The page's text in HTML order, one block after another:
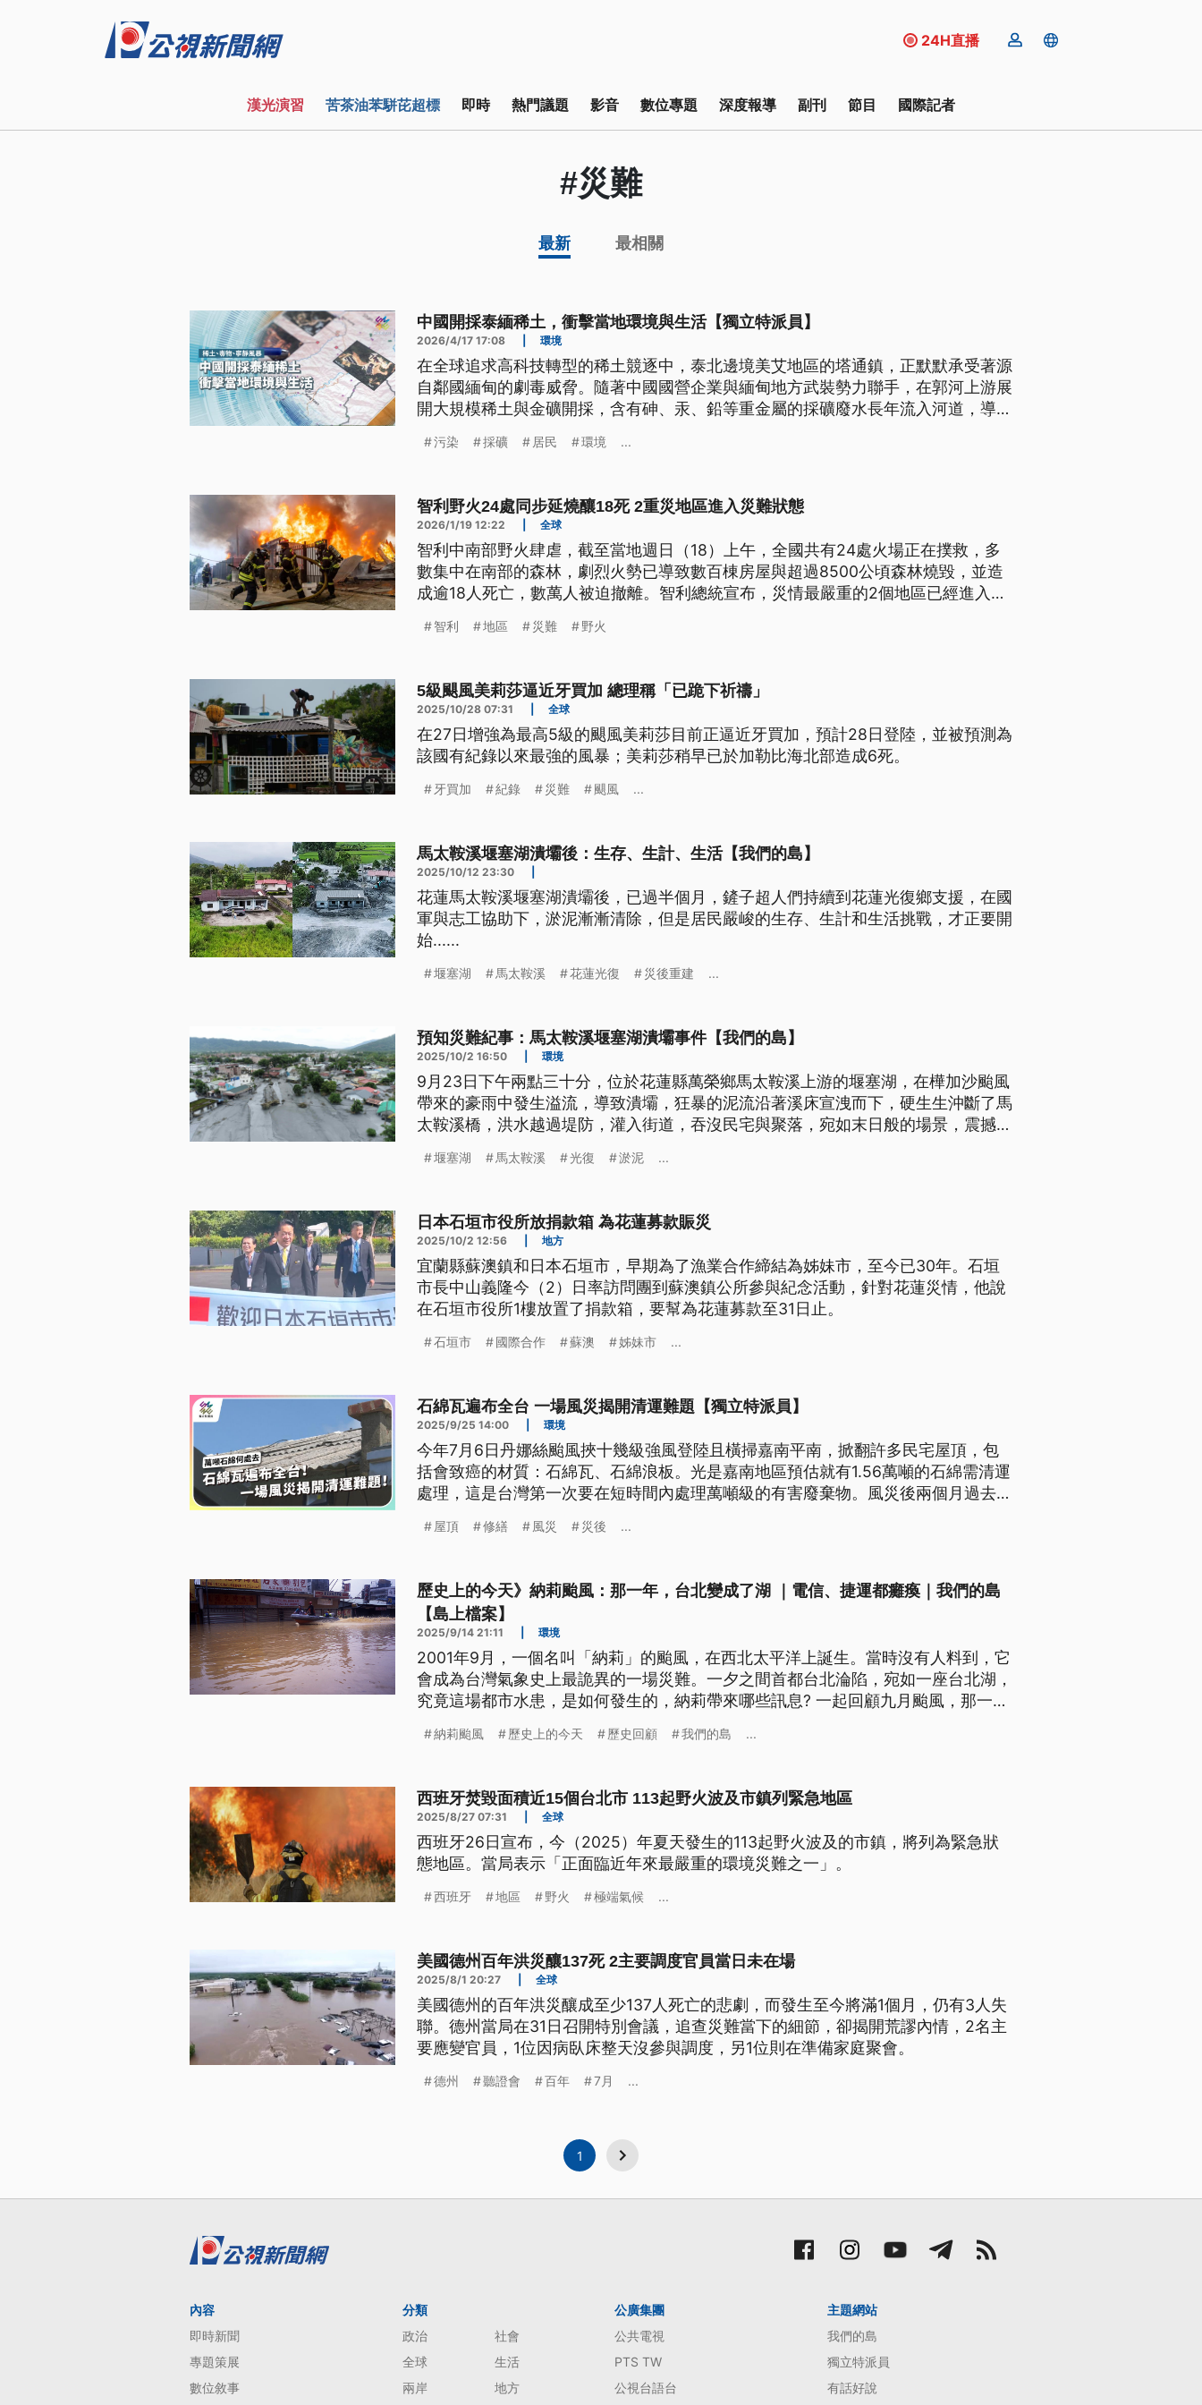
24H直播
漢光演習 苦茶油苯駢芘超標 即時 熱門議題 影音 數位專題 深度報導 副刊 節目 國際記者
#災難
最新 最相關
中國開採泰緬稀土，衝擊當地環境與生活【獨立特派員】
2026/4/17 17:08 環境
在全球追求高科技轉型的稀土競逐中，泰北邊境美艾地區的塔通鎮，正默默承受著源
自鄰國緬甸的劇毒威脅。隨著中國國營企業與緬甸地方武裝勢力聯手，在郭河上游展
開大規模稀土與金礦開採，含有砷、汞、鉛等重金屬的採礦廢水長年流入河道，導致
今面臨身體健康與生計絕後的雙重恐懼，卻仍等不到跨國企業與相關政府的積極回
後，邊境人民被犧牲的生存權益。
污染 採礦 居民 環境 ...
智利野火24處同步延燒釀18死 2重災地區進入災難狀態
2026/1/19 12:22 全球
智利中南部野火肆虐，截至當地週日（18）上午，全國共有24處火場正在撲救，多
數集中在南部的森林，劇烈火勢已導致數百棟房屋與超過8500公頃森林燒毀，並造
成逾18人死亡，數萬人被迫撤離。智利總統宣布，災情最嚴重的2個地區已經進入災
智利 地區 災難 野火
5級颶風美莉莎逼近牙買加 總理稱「已跪下祈禱」
2025/10/28 07:31 全球
在27日增強為最高5級的颶風美莉莎目前正逼近牙買加，預計28日登陸，並被預測為
該國有紀錄以來最強的風暴；美莉莎稍早已於加勒比海北部造成6死。
牙買加 紀錄 災難 颶風 ...
馬太鞍溪堰塞湖潰壩後：生存、生計、生活【我們的島】
2025/10/12 23:30
花蓮馬太鞍溪堰塞湖潰壩後，已過半個月，鏟子超人們持續到花蓮光復鄉支援，在國
軍與志工協助下，淤泥漸漸清除，但是居民嚴峻的生存、生計和生活挑戰，才正要開
始......
堰塞湖 馬太鞍溪 花蓮光復 災後重建 ...
預知災難紀事：馬太鞍溪堰塞湖潰壩事件【我們的島】
2025/10/2 16:50 環境
9月23日下午兩點三十分，位於花蓮縣萬榮鄉馬太鞍溪上游的堰塞湖，在樺加沙颱風
帶來的豪雨中發生溢流，導致潰壩，狂暴的泥流沿著溪床宣洩而下，硬生生沖斷了馬
太鞍溪橋，洪水越過堤防，灌入街道，吞沒民宅與聚落，宛如末日般的場景，震撼全
堰塞湖 馬太鞍溪 光復 淤泥 ...
日本石垣市役所放捐款箱 為花蓮募款賑災
2025/10/2 12:56 地方
宜蘭縣蘇澳鎮和日本石垣市，早期為了漁業合作締結為姊妹市，至今已30年。石垣
市長中山義隆今（2）日率訪問團到蘇澳鎮公所參與紀念活動，針對花蓮災情，他說
在石垣市役所1樓放置了捐款箱，要幫為花蓮募款至31日止。
石垣市 國際合作 蘇澳 姊妹市 ...
石綿瓦遍布全台 一場風災揭開清運難題【獨立特派員】
2025/9/25 14:00 環境
今年7月6日丹娜絲颱風挾十幾級強風登陸且橫掃嘉南平南，掀翻許多民宅屋頂，包
括會致癌的材質：石綿瓦、石綿浪板。光是嘉南地區預估就有1.56萬噸的石綿需清運
處理，這是台灣第一次要在短時間內處理萬噸級的有害廢棄物。風災後兩個月過去，
戰。
屋頂 修繕 風災 災後 ...
歷史上的今天》納莉颱風：那一年，台北變成了湖 ｜電信、捷運都癱瘓｜我們的島
【島上檔案】
2025/9/14 21:11 環境
2001年9月，一個名叫「納莉」的颱風，在西北太平洋上誕生。當時沒有人料到，它
會成為台灣氣象史上最詭異的一場災難。一夕之間首都台北淪陷，宛如一座台北湖，
究竟這場都市水患，是如何發生的，納莉帶來哪些訊息? 一起回顧九月颱風，那一年
納莉颱風 歷史上的今天 歷史回顧 我們的島 ...
西班牙焚毀面積近15個台北市 113起野火波及市鎮列緊急地區
2025/8/27 07:31 全球
西班牙26日宣布，今（2025）年夏天發生的113起野火波及的市鎮，將列為緊急狀
態地區。當局表示「正面臨近年來最嚴重的環境災難之一」。
西班牙 地區 野火 極端氣候 ...
美國德州百年洪災釀137死 2主要調度官員當日未在場
2025/8/1 20:27 全球
美國德州的百年洪災釀成至少137人死亡的悲劇，而發生至今將滿1個月，仍有3人失
聯。德州當局在31日召開特別會議，追查災難當下的細節，卻揭開荒謬內情，2名主
要應變官員，1位因病臥床整天沒參與調度，另1位則在準備家庭聚會。
德州 聽證會 百年 7月 ...
1
內容
即時新聞
專題策展
數位敘事
分類
政治
社會
全球
生活
兩岸
地方
公廣集團
公共電視
PTS TW
公視台語台
主題網站
我們的島
獨立特派員
有話好說